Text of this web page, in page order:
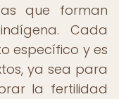
que forman
Cada
específico y es
ya sea para
la fertilidad